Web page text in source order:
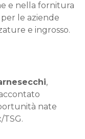
e nella fornitura
le aziende
e ingrosso.
,
nate